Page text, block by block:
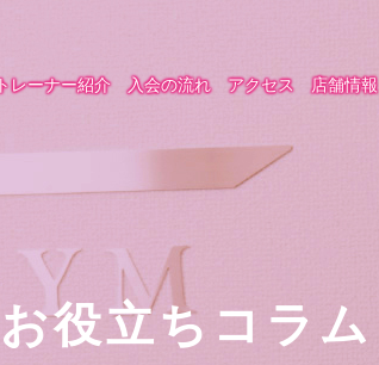
レーナー紹介 入会の流れ アクセス 店舗情報
お役立ちコラム